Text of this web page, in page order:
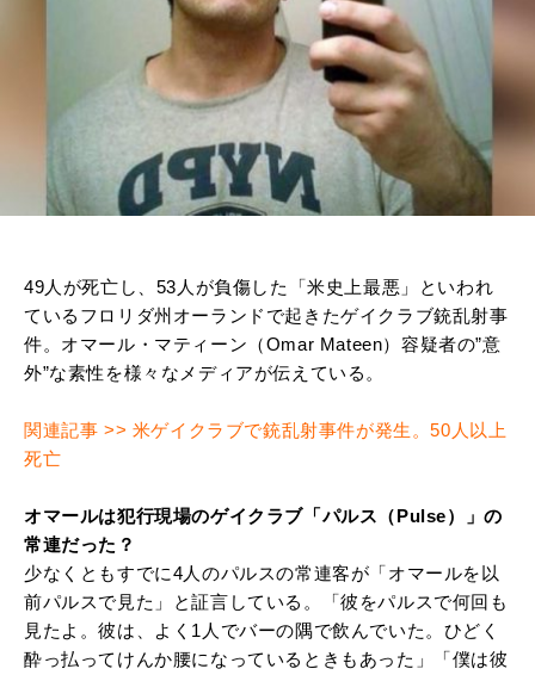
49人が死亡し、53人が負傷した「米史上最悪」といわれ
ているフロリダ州オーランドで起きたゲイクラブ銃乱射事
件。オマール・マティーン（Omar Mateen）容疑者の”意
外”な素性を様々なメディアが伝えている。
関連記事 >> 米ゲイクラブで銃乱射事件が発生。50人以上
死亡
オマールは犯行現場のゲイクラブ「パルス（Pulse）」の
常連だった？
少なくともすでに4人のパルスの常連客が「オマールを以
前パルスで見た」と証言している。「彼をパルスで何回も
見たよ。彼は、よく1人でバーの隅で飲んでいた。ひどく
酔っ払ってけんか腰になっているときもあった」「僕は彼